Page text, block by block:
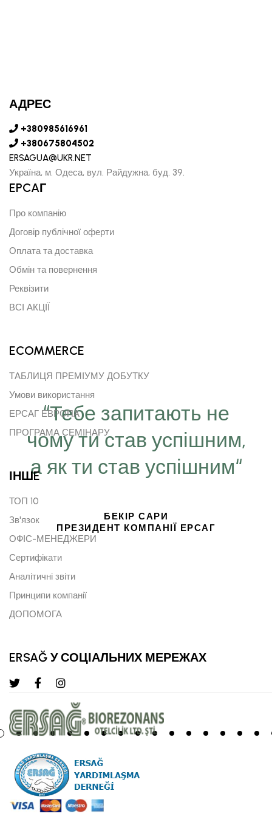
“Тебе запитають не
чому ти став успішним,
а як ти став успішним“
БЕКІР САРИ
ПРЕЗИДЕНТ КОМПАНІЇ ЕРСАГ
АДРЕС
+380985616961
+380675804502
ERSAGUA@UKR.NET
Україна, м. Одеса, вул. Райдужна, буд. 39.
EPCAГ
Про компанію
Договір публічної оферти
Оплата та доставка
Обмін та повернення
Реквізити
ВСІ АКЦІЇ
ECOMMERCE
ТАБЛИЦЯ ПРЕМІУМУ ДОБУТКУ
Умови використання
ЕРСАГ ЕВРОПА
ПРОГРАМА СЕМІНАРУ
ІНШE
ТОП 10
Зв'язок
ОФІС-МЕНЕДЖЕРИ
Сертифікати
Аналітичні звіти
Принципи компанії
ДОПОМОГА
ERSAĞ У СОЦІАЛЬНИХ МЕРЕЖАХ